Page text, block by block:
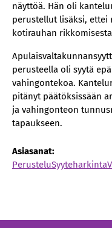
näyttöä. Hän oli
perustellut lisäksi, ettei
kotirauhan
perusteella oli syytä
vahingontekoa.
pitänyt päätöksissään
ja vahingonteon
tapaukseen.
Asiasanat:
PerusteluSyyteharkinta